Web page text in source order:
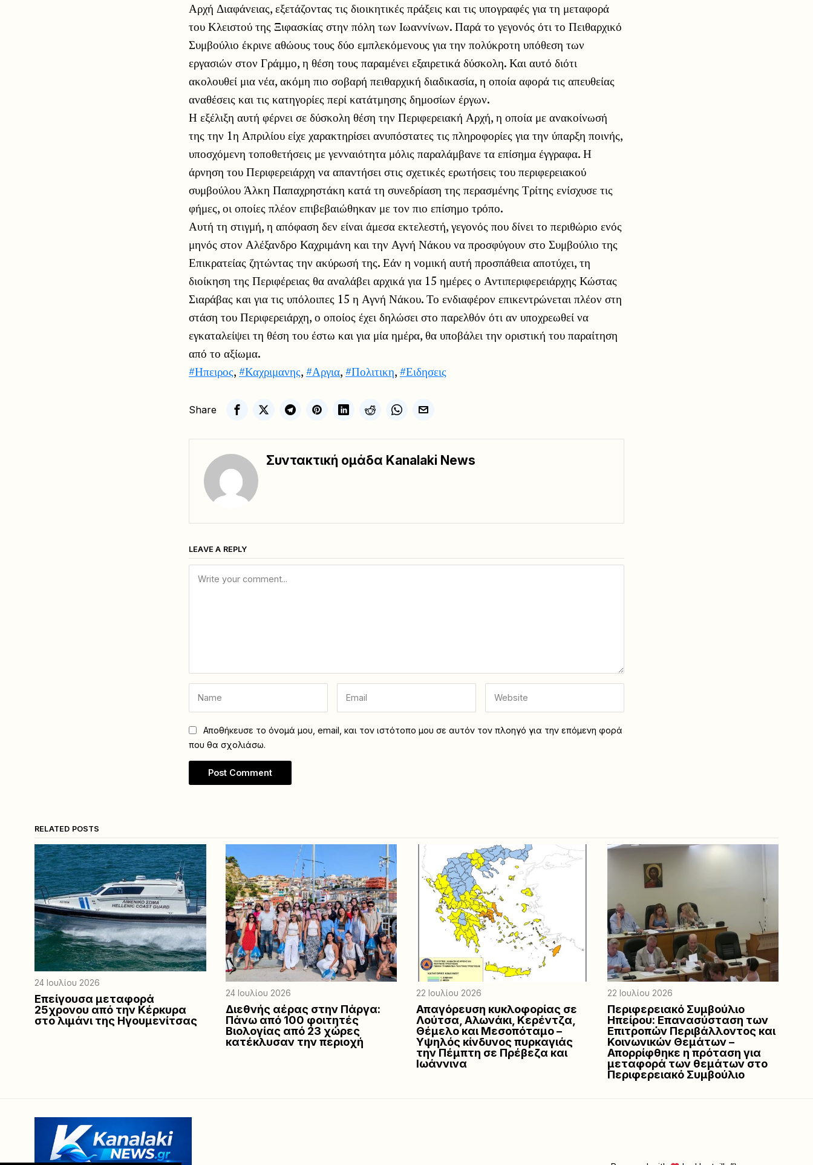
Αρχή Διαφάνειας, εξετάζοντας τις διοικητικές πράξεις και τις υπογραφές για τη μεταφορά
του Κλειστού της Ξιφασκίας στην πόλη των Ιωαννίνων. Παρά το γεγονός ότι το Πειθαρχικό
Συμβούλιο έκρινε αθώους τους δύο εμπλεκόμενους για την πολύκροτη υπόθεση των
εργασιών στον Γράμμο, η θέση τους παραμένει εξαιρετικά δύσκολη. Και αυτό διότι
ακολουθεί μια νέα, ακόμη πιο σοβαρή πειθαρχική διαδικασία, η οποία αφορά τις απευθείας
αναθέσεις και τις κατηγορίες περί κατάτμησης δημοσίων έργων.
Η εξέλιξη αυτή φέρνει σε δύσκολη θέση την Περιφερειακή Αρχή, η οποία με ανακοίνωσή
της την 1η Απριλίου είχε χαρακτηρίσει ανυπόστατες τις πληροφορίες για την ύπαρξη ποινής,
υποσχόμενη τοποθετήσεις με γενναιότητα μόλις παραλάμβανε τα επίσημα έγγραφα. Η
άρνηση του Περιφερειάρχη να απαντήσει στις σχετικές ερωτήσεις του περιφερειακού
συμβούλου Άλκη Παπαχρηστάκη κατά τη συνεδρίαση της περασμένης Τρίτης ενίσχυσε τις
φήμες, οι οποίες πλέον επιβεβαιώθηκαν με τον πιο επίσημο τρόπο.
Αυτή τη στιγμή, η απόφαση δεν είναι άμεσα εκτελεστή, γεγονός που δίνει το περιθώριο ενός
μηνός στον Αλέξανδρο Καχριμάνη και την Αγνή Νάκου να προσφύγουν στο Συμβούλιο της
Επικρατείας ζητώντας την ακύρωσή της. Εάν η νομική αυτή προσπάθεια αποτύχει, τη
διοίκηση της Περιφέρειας θα αναλάβει αρχικά για 15 ημέρες ο Αντιπεριφερειάρχης Κώστας
Σιαράβας και για τις υπόλοιπες 15 η Αγνή Νάκου. Το ενδιαφέρον επικεντρώνεται πλέον στη
στάση του Περιφερειάρχη, ο οποίος έχει δηλώσει στο παρελθόν ότι αν υποχρεωθεί να
εγκαταλείψει τη θέση του έστω και για μία ημέρα, θα υποβάλει την οριστική του παραίτηση
από το αξίωμα.
#Ηπειρος, #Καχριμανης, #Αργια, #Πολιτικη, #Ειδησεις
Share
Συντακτική ομάδα Kanalaki News
LEAVE A REPLY
Αποθήκευσε το όνομά μου, email, και τον ιστότοπο μου σε αυτόν τον πλοηγό για την επόμενη φορά
που θα σχολιάσω.
RELATED POSTS
24 Ιουλίου 2026
Επείγουσα μεταφορά
25χρονου από την Κέρκυρα
στο λιμάνι της Ηγουμενίτσας
24 Ιουλίου 2026
Διεθνής αέρας στην Πάργα:
Πάνω από 100 φοιτητές
Βιολογίας από 23 χώρες
κατέκλυσαν την περιοχή
22 Ιουλίου 2026
Απαγόρευση κυκλοφορίας σε
Λούτσα, Αλωνάκι, Κερέντζα,
Θέμελο και Μεσοπόταμο –
Υψηλός κίνδυνος πυρκαγιάς
την Πέμπτη σε Πρέβεζα και
Ιωάννινα
22 Ιουλίου 2026
Περιφερειακό Συμβούλιο
Ηπείρου: Επανασύσταση των
Επιτροπών Περιβάλλοντος και
Κοινωνικών Θεμάτων –
Απορρίφθηκε η πρόταση για
μεταφορά των θεμάτων στο
Περιφερειακό Συμβούλιο